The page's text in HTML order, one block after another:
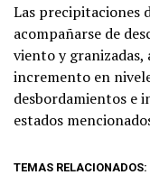
Las precipitaciones
acompañarse de
viento y granizadas,
incremento en
desbordamientos e
estados
TEMAS RELACIONADOS: